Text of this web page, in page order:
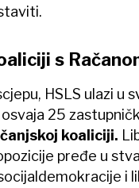
s
HSLS ulazi u
25
koaliciji.
pređe u
i